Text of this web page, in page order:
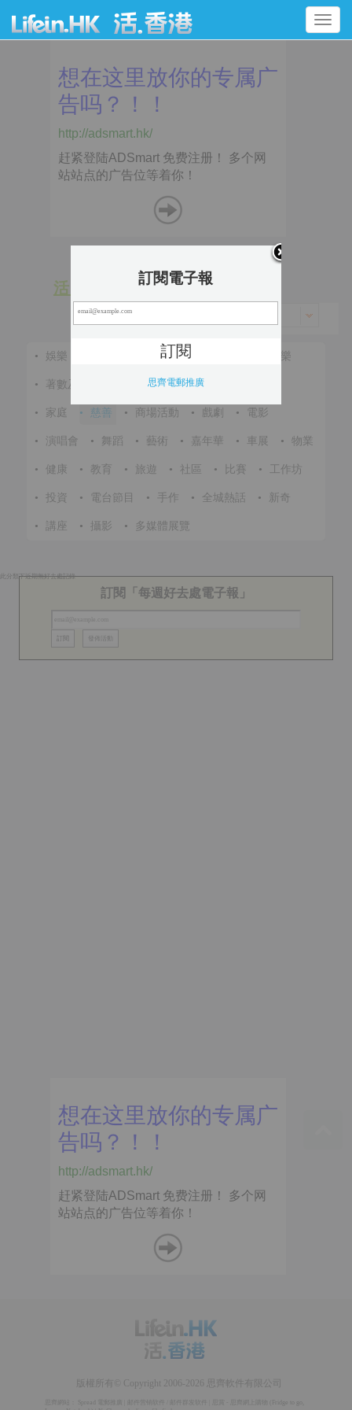
Toggle
navigation
活 動
• 娛樂 • 節慶 音樂
• 著數及優惠 • 體育 •
• 家庭 • 慈善 • 商場活動 • 戲劇 • 電影
• 演唱會 • 舞蹈 • 藝術 • 嘉年華 • 車展 • 物業
• 健康 • 教育 • 旅遊 • 社區 • 比賽 • 工作坊
• 投資 • 電台節目 • 手作 • 全城熱話 • 新奇
• 講座 • 攝影 • 多媒體展覽
此分類下近期無好去處記錄
訂閱「每週好去處電子報」
訂閱電子報
思齊電郵推廣
版權所有© Copyright 2006-2026 思齊軟件有限公司
Spread 電郵推廣